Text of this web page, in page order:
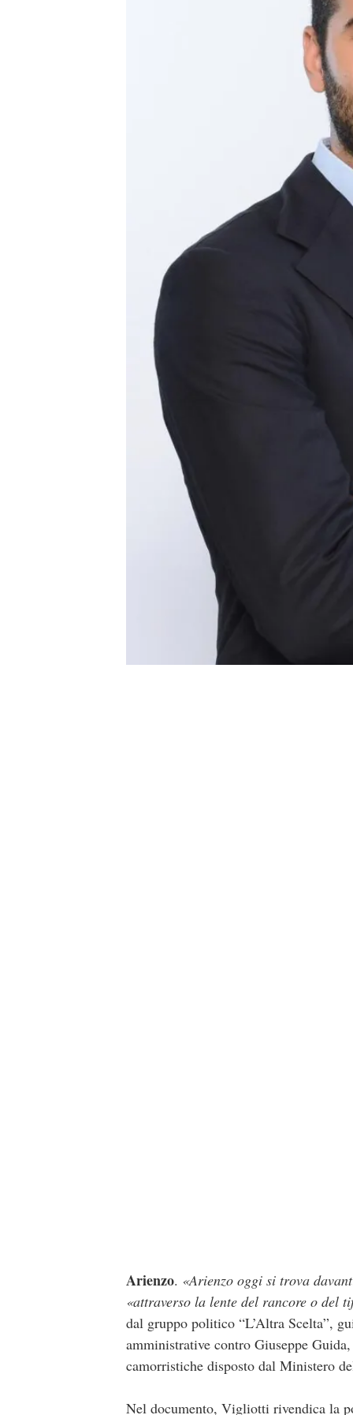
Arienzo. «Arienzo oggi si trova
«attraverso la lente del rancore o del
dal gruppo politico “L’Altra Scelta”,
amministrative contro Giuseppe Guida
camorristiche disposto dal Ministero
Nel documento, Vigliotti rivendica la